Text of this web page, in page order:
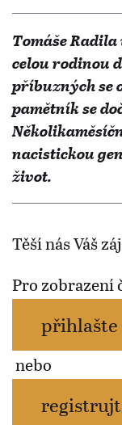
Tomáše
celou rodinou
příbuzných se
pamětník se
nacistickou
život.
Těší nás Váš
Pro zobrazení
přihlašte
nebo